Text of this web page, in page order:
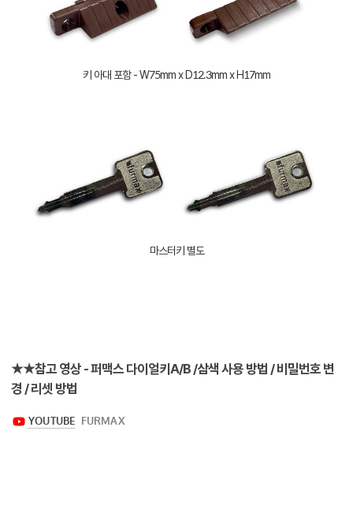
키 아대 포함 - W75mm x D12.3mm x H17mm
마스터키 별도
★★참고 영상 - 퍼맥스 다이얼키A/B /삼색 사용 방법 / 비밀번호 변
경 / 리셋 방법